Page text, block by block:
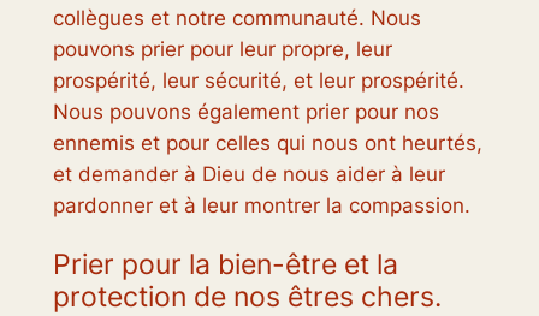
collègues et notre communauté. Nous
pouvons prier pour leur propre, leur
prospérité, leur sécurité, et leur prospérité.
Nous pouvons également prier pour nos
ennemis et pour celles qui nous ont heurtés,
et demander à Dieu de nous aider à leur
pardonner et à leur montrer la compassion.
Prier pour la bien-être et la
protection de nos êtres chers.